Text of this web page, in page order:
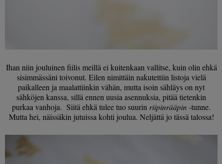
Ihan niin jouluinen fiilis meillä ei kuitenkaan vallitse, kuin olin ehkä
sisimmässäni toivonut. Eilen nimittäin nakutettiin listoja vielä
paikalleen ja maalattiinkin vähän, mutta isoin sähläys on nyt
sähköjen kanssa, sillä ennen uusia asennuksia, pitää tietenkin
purkaa vanhoja. Siitä ehkä tulee tuo suurin riipinrääpin-tunne.
Mutta hei, näissäkin jutuissa kohti joulua. Neljättä jo tässä talossa!